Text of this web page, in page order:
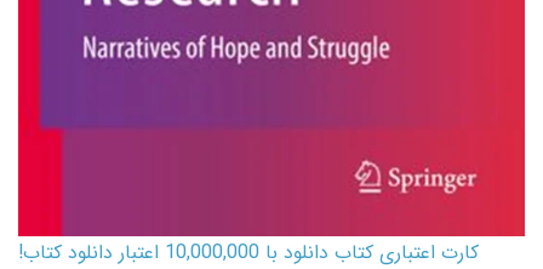
کارت اعتباری کتاب دانلود با 10,000,000 اعتبار دانلود کتاب!